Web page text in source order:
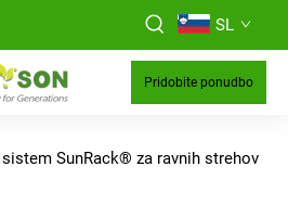
SL
Pridobite ponudbo
SunRack® za ravnih strehov